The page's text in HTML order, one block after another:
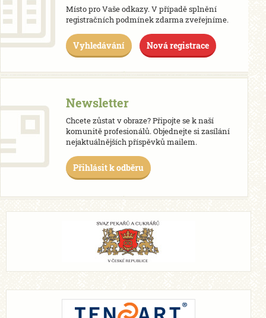
Místo pro Vaše odkazy. V případě splnění
registračních podmínek zdarma zveřejníme.
Vyhledávání Nová registrace
Newsletter
Chcete zůstat v obraze? Připojte se k naší
komunitě profesionálů. Objednejte si zasílání
nejaktuálnějších příspěvků mailem.
Přihlásit k odběru